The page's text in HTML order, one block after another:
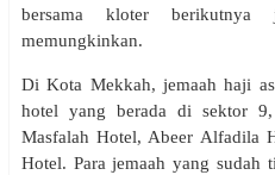
bersama kloter berikutnya
memungkinkan.
Di Kota Mekkah, jemaah haji
hotel yang berada di sektor
Masfalah Hotel, Abeer Alfadila
Hotel. Para jemaah yang sudah